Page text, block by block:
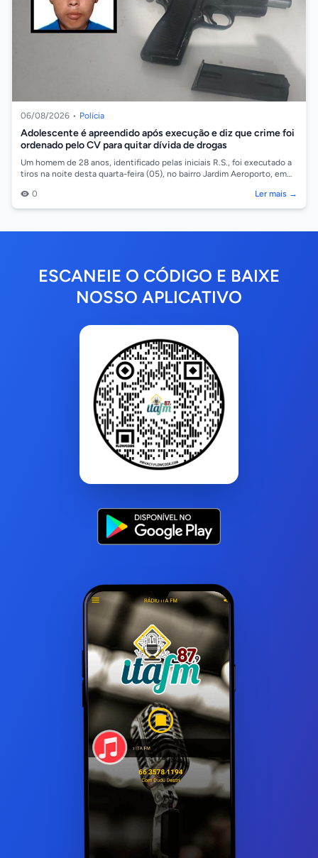
06/08/2026 • Polícia
Adolescente é apreendido após execução e diz que crime foi
ordenado pelo CV para quitar dívida de drogas
Um homem de 28 anos, identificado pelas iniciais R.S., foi executado a
tiros na noite desta quarta-feira (05), no bairro Jardim Aeroporto, em
0
Ler mais →
ESCANEIE O CÓDIGO E BAIXE
NOSSO APLICATIVO